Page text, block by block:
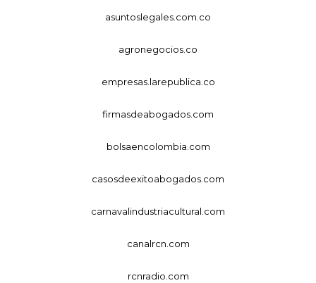
asuntoslegales.com.co
agronegocios.co
empresas.larepublica.co
firmasdeabogados.com
bolsaencolombia.com
casosdeexitoabogados.com
carnavalindustriacultural.com
canalrcn.com
rcnradio.com